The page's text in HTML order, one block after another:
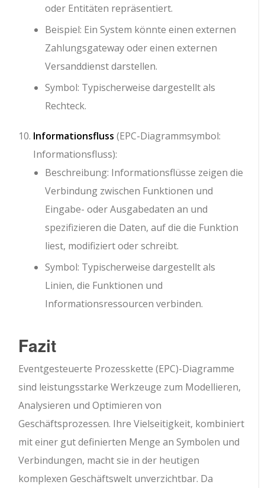
oder Entitäten repräsentiert.
Beispiel: Ein System könnte einen externen
Zahlungsgateway oder einen externen
Versanddienst darstellen.
Symbol: Typischerweise dargestellt als
Rechteck.
Informationsfluss (EPC-Diagrammsymbol:
Informationsfluss):
Beschreibung: Informationsflüsse zeigen die
Verbindung zwischen Funktionen und
Eingabe- oder Ausgabedaten an und
spezifizieren die Daten, auf die die Funktion
liest, modifiziert oder schreibt.
Symbol: Typischerweise dargestellt als
Linien, die Funktionen und
Informationsressourcen verbinden.
Fazit
Eventgesteuerte Prozesskette (EPC)-Diagramme
sind leistungsstarke Werkzeuge zum Modellieren,
Analysieren und Optimieren von
Geschäftsprozessen. Ihre Vielseitigkeit, kombiniert
mit einer gut definierten Menge an Symbolen und
Verbindungen, macht sie in der heutigen
komplexen Geschäftswelt unverzichtbar. Da